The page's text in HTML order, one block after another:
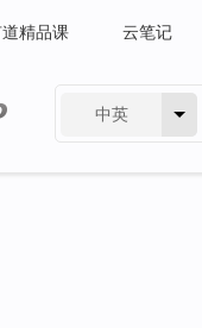
精品课 云笔记
中英